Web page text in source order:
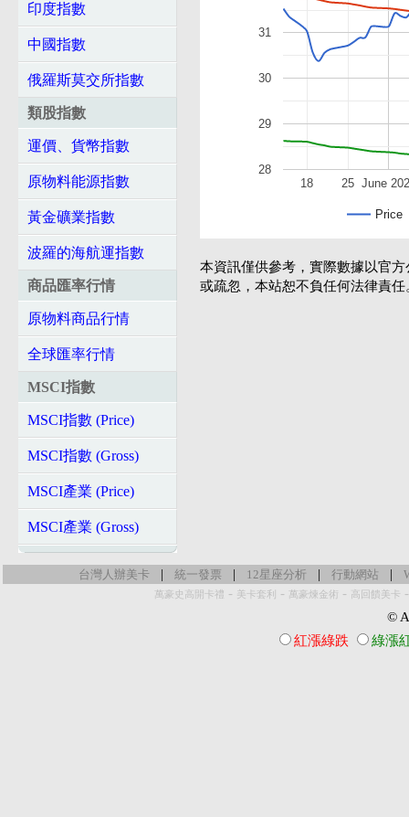
印度指數
中國指數
俄羅斯莫交所指數
類股指數
運價、貨幣指數
原物料能源指數
黃金礦業指數
波羅的海航運指數
商品匯率行情
原物料商品行情
全球匯率行情
MSCI指數
MSCI指數 (Price)
MSCI指數 (Gross)
MSCI產業 (Price)
MSCI產業 (Gross)
Price
June
18 25
28
29
30
31
本資訊僅供參考，實際數據以官
或疏忽，本站恕不負任何法律責任
台灣人辦美卡 | 統一發票 | 12星座分析 | 行動網站 |
萬豪史高開卡禮 - 美卡套利 - 萬豪煉金術 - 高回饋美卡
©
紅漲綠跌
綠漲